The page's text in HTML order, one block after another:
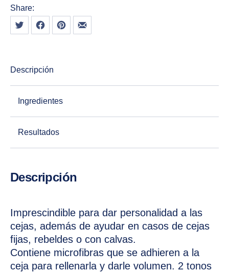
Share:
Tweet Share on Facebook
Share on Pinterest
Share by Email
Descripción
Ingredientes
Resultados
Descripción
Imprescindible para dar personalidad a las
cejas, además de ayudar en casos de cejas
fijas, rebeldes o con calvas.
Contiene microfibras que se adhieren a la
ceja para rellenarla y darle volumen. 2 tonos